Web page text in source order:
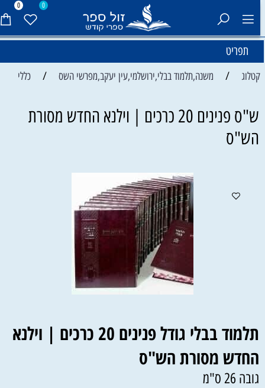
0 0
תפריט
קטלוג / משנה,תלמוד בבלי,ירושלמי,עין יעקב,מפרשי השס / כללי
ש"ס פנינים 20 כרכים | וילנא החדש מסורת
הש"ס
תלמוד בבלי גודל פנינים 20 כרכים | וילנא
החדש מסורת הש"ס
גובה 26 ס"מ